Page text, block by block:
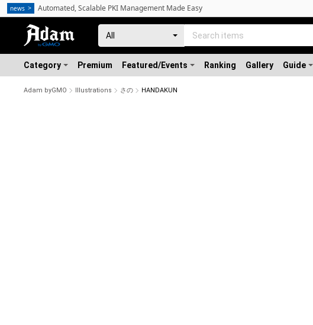
Category Premium Featured/Events Ranking Gallery Guide
Adam byGMO Illustrations さの HANDAKUN
news Automated, Scalable PKI Management Made Easy